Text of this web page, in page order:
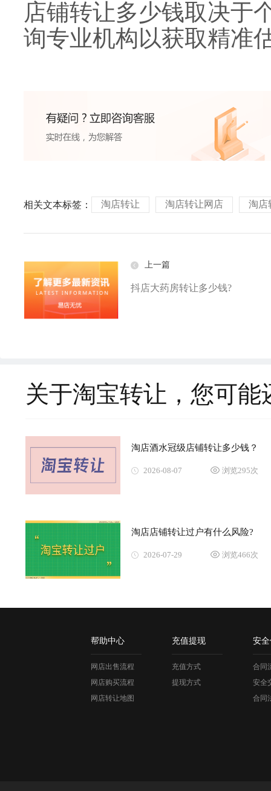
店铺转让多少钱取决于
询专业机构以获取精准
相关文本标签： 淘店转让 淘店转让网店 淘店
上一篇
抖店大药房转让多少钱?
关于淘宝转让，您可能
淘店酒水冠级店铺转让多少钱？
2026-08-07 浏览295次
淘店店铺转让过户有什么风险?
2026-07-29 浏览466次
帮助中心
网店出售流程
网店购买流程
网店转让地图
充值提现
充值方式
提现方式
安
合同
安全
合同